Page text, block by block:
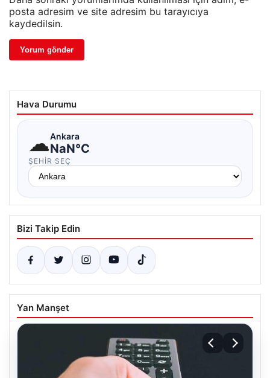
posta adresim ve site adresim bu tarayıcıya
kaydedilsin.
Hava Durumu
☁Ankara
NaN°C
ŞEHIR SEÇ
Bizi Takip Edin
Yan Manşet